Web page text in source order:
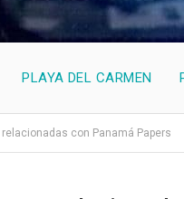
PLAYA DEL CARMEN
con Panamá Papers